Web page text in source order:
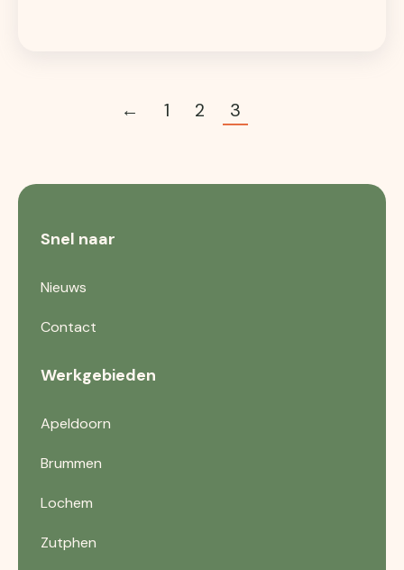
← 1 2 3
Snel naar
Nieuws
Contact
Werkgebieden
Apeldoorn
Brummen
Lochem
Zutphen